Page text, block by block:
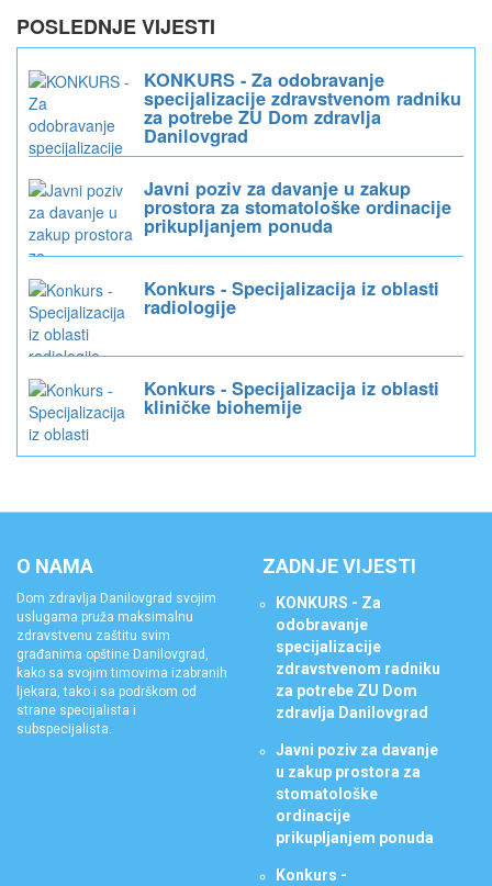
POSLEDNJE VIJESTI
KONKURS - Za odobravanje
specijalizacije zdravstvenom radniku
za potrebe ZU Dom zdravlja
Danilovgrad
Javni poziv za davanje u zakup
prostora za stomatološke ordinacije
prikupljanjem ponuda
Konkurs - Specijalizacija iz oblasti
radiologije
Konkurs - Specijalizacija iz oblasti
kliničke biohemije
O NAMA
Dom zdravlja Danilovgrad svojim
uslugama pruža maksimalnu
zdravstvenu zaštitu svim
građanima opštine Danilovgrad,
kako sa svojim timovima izabranih
ljekara, tako i sa podrškom od
strane specijalista i
subspecijalista.
ZADNJE VIJESTI
KONKURS - Za
odobravanje
specijalizacije
zdravstvenom radniku
za potrebe ZU Dom
zdravlja Danilovgrad
Javni poziv za davanje
u zakup prostora za
stomatološke
ordinacije
prikupljanjem ponuda
Konkurs -